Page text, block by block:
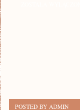
POSTED BY ADMIN